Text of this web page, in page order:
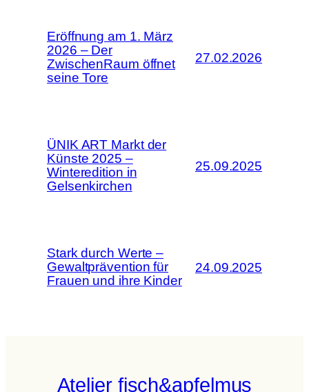
Eröffnung am 1. März
2026 – Der
ZwischenRaum öffnet
seine Tore
27.02.2026
ÜNIK ART Markt der
Künste 2025 –
Winteredition in
Gelsenkirchen
25.09.2025
Stark durch Werte –
Gewaltprävention für
Frauen und ihre Kinder
24.09.2025
Atelier fisch&apfelmus